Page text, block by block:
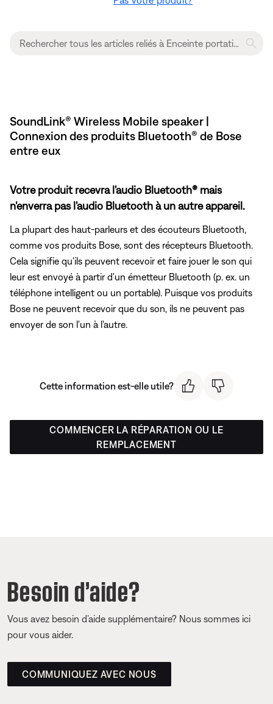
SoundLink® Wireless Mobile speaker |
Connexion des produits Bluetooth® de Bose
entre eux
Votre produit recevra l'audio Bluetooth® mais
n'enverra pas l'audio Bluetooth à un autre appareil.
La plupart des haut-parleurs et des écouteurs Bluetooth,
comme vos produits Bose, sont des récepteurs Bluetooth.
Cela signifie qu'ils peuvent recevoir et faire jouer le son qui
leur est envoyé à partir d'un émetteur Bluetooth (p. ex. un
téléphone intelligent ou un portable). Puisque vos produits
Bose ne peuvent recevoir que du son, ils ne peuvent pas
envoyer de son l'un à l'autre.
Cette information est-elle utile?
COMMENCER LA RÉPARATION OU LE
REMPLACEMENT
Besoin d’aide?
Vous avez besoin d’aide supplémentaire? Nous sommes ici
pour vous aider.
COMMUNIQUEZ AVEC NOUS